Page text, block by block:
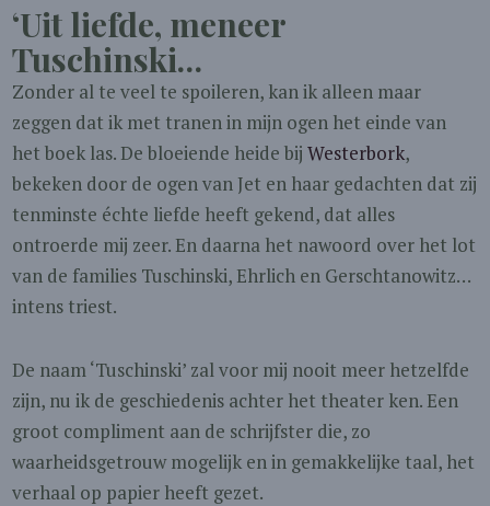
‘Uit liefde, meneer
Tuschinski…
Zonder al te veel te spoileren, kan ik alleen maar
zeggen dat ik met tranen in mijn ogen het einde van
het boek las. De bloeiende heide bijWesterbork,
bekeken door de ogen van Jet en haar gedachten dat zij
tenminste échte liefde heeft gekend, dat alles
ontroerde mij zeer. En daarna het nawoord over het lot
van de families Tuschinski, Ehrlich en Gerschtanowitz…
intens triest.
De naam ‘Tuschinski’ zal voor mij nooit meer hetzelfde
zijn, nu ik de geschiedenis achter het theater ken. Een
groot compliment aan de schrijfster die, zo
waarheidsgetrouw mogelijk en in gemakkelijke taal, het
verhaal op papier heeft gezet.